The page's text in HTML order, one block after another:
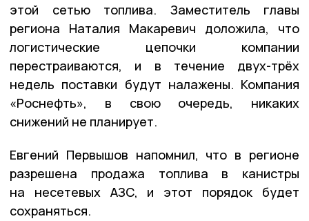
этой сетью топлива. Заместитель главы
региона Наталия Макаревич доложила, что
логистические цепочки компании
перестраиваются, и в течение двух-трёх
недель поставки будут налажены. Компания
«Роснефть», в свою очередь, никаких
снижений не планирует.
Евгений Первышов напомнил, что в регионе
разрешена продажа топлива в канистры
на несетевых АЗС, и этот порядок будет
сохраняться.